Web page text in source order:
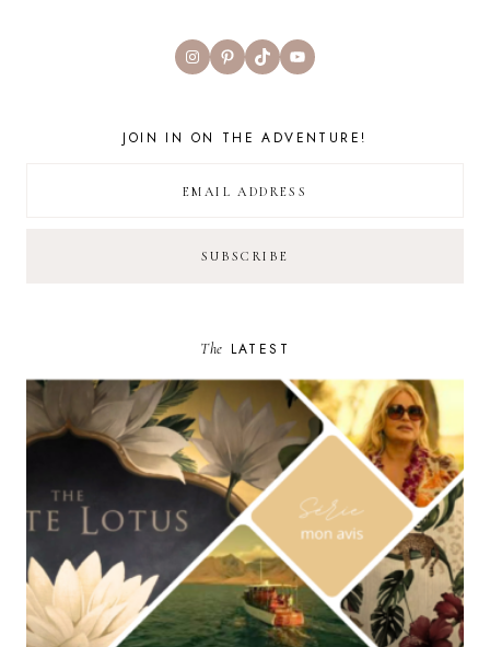
InstagramPinterest
TikTokYouTube
JOIN IN ON THE ADVENTURE!
The LATEST